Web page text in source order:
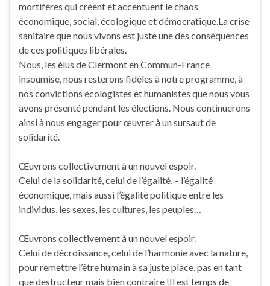
mortifères qui créent et accentuent le chaos
économique, social, écologique et démocratique.La crise
sanitaire que nous vivons est juste une des conséquences
de ces politiques libérales.
Nous, les élus de Clermont en Commun-France
insoumise, nous resterons fidèles à notre programme, à
nos convictions écologistes et humanistes que nous vous
avons présenté pendant les élections. Nous continuerons
ainsi à nous engager pour œuvrer à un sursaut de
solidarité.
Œuvrons collectivement à un nouvel espoir.
Celui de la solidarité, celui de l’égalité, – l’égalité
économique, mais aussi l’égalité politique entre les
individus, les sexes, les cultures, les peuples…
Œuvrons collectivement à un nouvel espoir.
Celui de décroissance, celui de l’harmonie avec la nature,
pour remettre l’être humain à sa juste place, pas en tant
que destructeur mais bien contraire !Il est temps de